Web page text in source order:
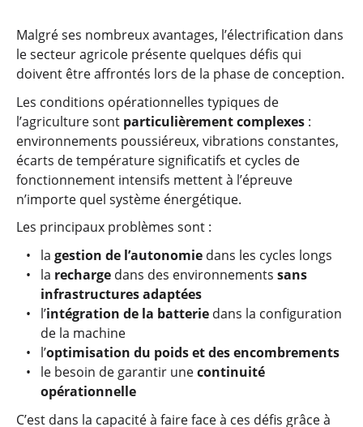
Malgré ses nombreux avantages, l’électrification dans
le secteur agricole présente quelques défis qui
doivent être affrontés lors de la phase de conception.
Les conditions opérationnelles typiques de
l’agriculture sont particulièrement complexes :
environnements poussiéreux, vibrations constantes,
écarts de température significatifs et cycles de
fonctionnement intensifs mettent à l’épreuve
n’importe quel système énergétique.
Les principaux problèmes sont :
la gestion de l’autonomie dans les cycles longs
la recharge dans des environnements sans
infrastructures adaptées
l’intégration de la batterie dans la configuration
de la machine
l’optimisation du poids et des encombrements
le besoin de garantir unecontinuité
opérationnelle
C’est dans la capacité à faire face à ces défis grâce à